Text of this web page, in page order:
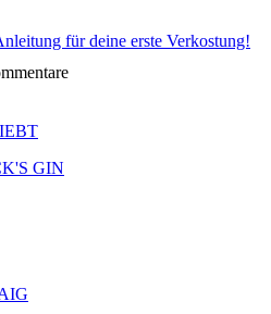
für deine erste Verkostung!
GIN